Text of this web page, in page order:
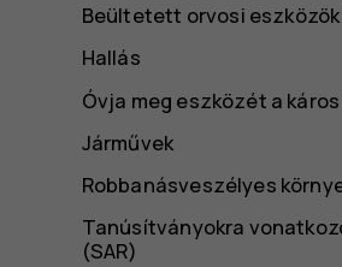
Beültetett orvosi eszközök
Hallás
Óvja meg eszközét a
Járművek
Robbanásveszélyes
Tanúsítványokra
(SAR)